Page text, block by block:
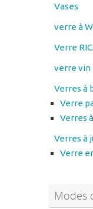
Vases
verre à
Verre
verre vin
Verres à
Verre
Verres
Verres à
Verre
Modes